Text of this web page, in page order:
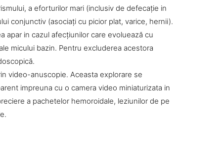
a eforturilor mari (inclusiv de defecaţie in
conjunctiv (asociaţi cu picior plat, varice, hernii).
apar in cazul afecţiunilor care evoluează cu
micului bazin. Pentru excluderea acestora
video-anuscopie. Aceasta explorare se
impreuna cu o camera video miniaturizata in
a pachetelor hemoroidale, leziunilor de pe